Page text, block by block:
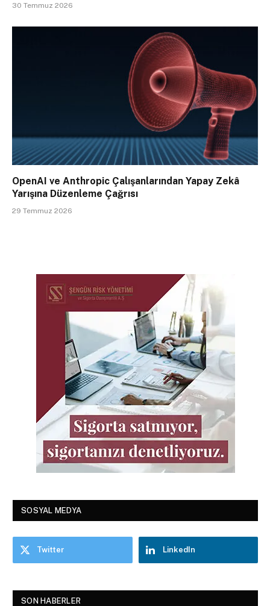
30 Temmuz 2026
OpenAI ve Anthropic Çalışanlarından Yapay Zekâ
Yarışına Düzenleme Çağrısı
29 Temmuz 2026
SOSYAL MEDYA
Twitter LinkedIn
SON HABERLER